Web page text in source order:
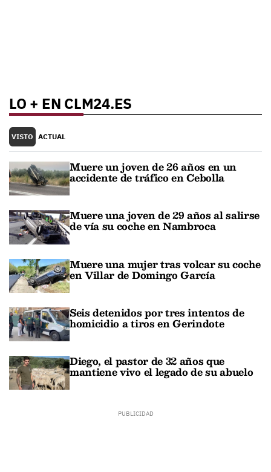
LO + EN CLM24.ES
VISTO ACTUAL
Muere un joven de 26 años en un
accidente de tráfico en Cebolla
Muere una joven de 29 años al salirse
de vía su coche en Nambroca
Muere una mujer tras volcar su coche
en Villar de Domingo García
Seis detenidos por tres intentos de
homicidio a tiros en Gerindote
Diego, el pastor de 32 años que
mantiene vivo el legado de su abuelo